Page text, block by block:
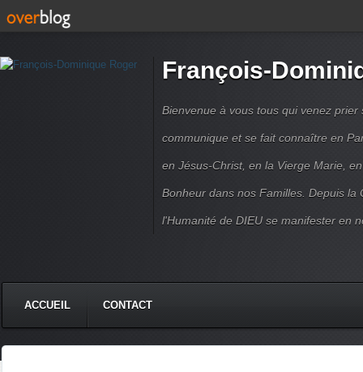
François-
Bienvenue à vous tous qui venez prier
communique et se fait connaître en
en Jésus-Christ, en la Vierge Marie,
Bonheur dans nos Familles. Depuis la
l'Humanité de DIEU se manifester en
ACCUEIL CONTACT